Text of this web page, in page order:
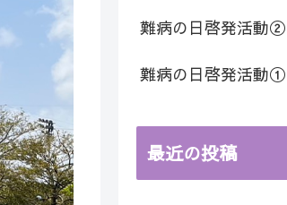
難病の日啓発活動②
難病の日啓発活動①
最近の投稿